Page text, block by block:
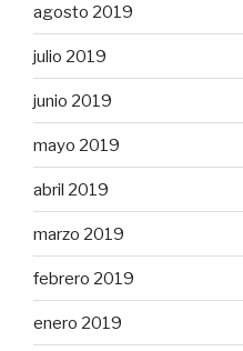
agosto 2019
julio 2019
junio 2019
mayo 2019
abril 2019
marzo 2019
febrero 2019
enero 2019